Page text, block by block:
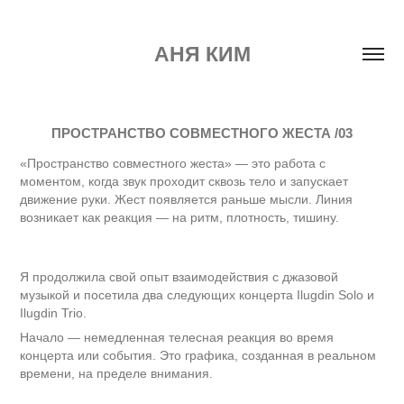
АНЯ КИМ
ПРОСТРАНСТВО СОВМЕСТНОГО ЖЕСТА /03
«Пространство совместного жеста» — это работа с
моментом, когда звук проходит сквозь тело и запускает
движение руки. Жест появляется раньше мысли. Линия
возникает как реакция — на ритм, плотность, тишину.
Я продолжила свой опыт взаимодействия с джазовой
музыкой и посетила два следующих концерта Ilugdin Solo и
Ilugdin Trio.
Начало — немедленная телесная реакция во время
концерта или события. Это графика, созданная в реальном
времени, на пределе внимания.